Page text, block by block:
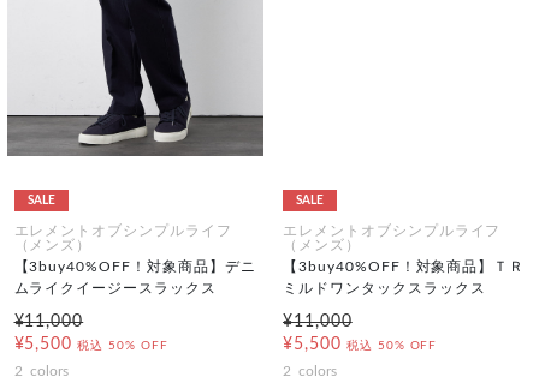
SALE
エレメントオブシンプルライフ
（メンズ）
【3buy40%OFF！対象商品】デニ
ムライクイージースラックス
¥11,000
¥5,500 税込 50% OFF
2 colors
SALE
エレメントオブシンプルライフ
（メンズ）
【3buy40%OFF！対象商品】ＴＲ
ミルドワンタックスラックス
¥11,000
¥5,500 税込 50% OFF
2 colors